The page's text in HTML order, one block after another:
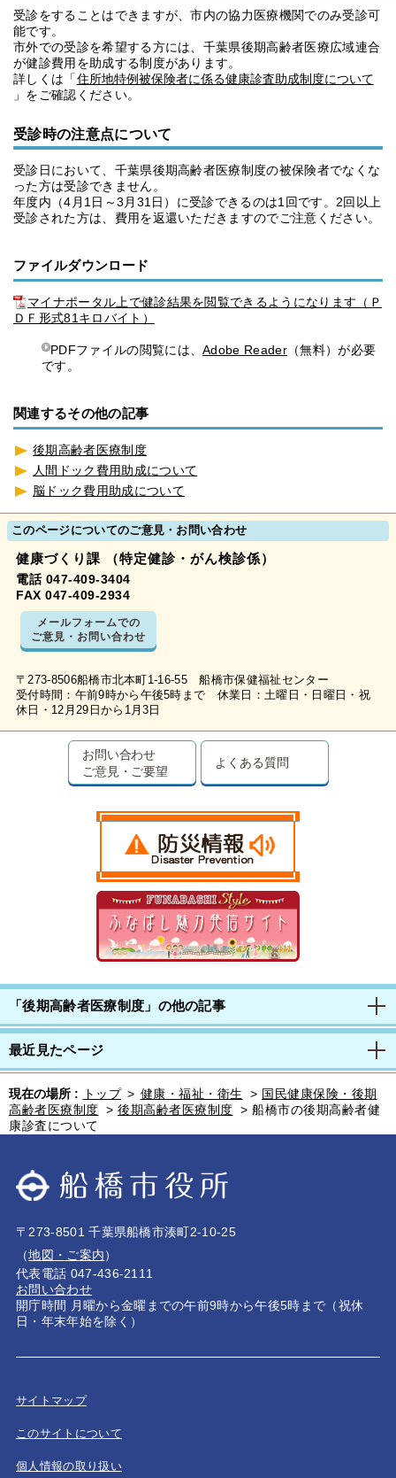
受診をすることはできますが、市内の協力医療機関でのみ受診可
能です。
市外での受診を希望する方には、千葉県後期高齢者医療広域連合
が健診費用を助成する制度があります。
詳しくは「住所地特例被保険者に係る健康診査助成制度について
」をご確認ください。
受診時の注意点について
受診日において、千葉県後期高齢者医療制度の被保険者でなくな
った方は受診できません。
年度内（4月1日～3月31日）に受診できるのは1回です。2回以上
受診された方は、費用を返還いただきますのでご注意ください。
ファイルダウンロード
マイナポータル上で健診結果を閲覧できるようになります（Ｐ
ＤＦ形式81キロバイト）
PDFファイルの閲覧には、Adobe Reader （無料）が必要
です。
関連するその他の記事
後期高齢者医療制度
人間ドック費用助成について
脳ドック費用助成について
このページについてのご意見・お問い合わせ
健康づくり課 （特定健診・がん検診係）
電話 047-409-3404
FAX 047-409-2934
メールフォームでの
ご意見・お問い合わせ
〒273-8506船橋市北本町1-16-55 船橋市保健福祉センター
受付時間：午前9時から午後5時まで 休業日：土曜日・日曜日・祝
休日・12月29日から1月3日
お問い合わせ
ご意見・ご要望
よくある質問
「後期高齢者医療制度」の他の記事
最近見たページ
現在の場所 : トップ > 健康・福祉・衛生 > 国民健康保険・後期
高齢者医療制度 > 後期高齢者医療制度 > 船橋市の後期高齢者健
康診査について
〒273-8501 千葉県船橋市湊町2-10-25
（地図・ご案内）
代表電話 047-436-2111
お問い合わせ
開庁時間 月曜から金曜までの午前9時から午後5時まで（祝休
日・年末年始を除く）
サイトマップ
このサイトについて
個人情報の取り扱い